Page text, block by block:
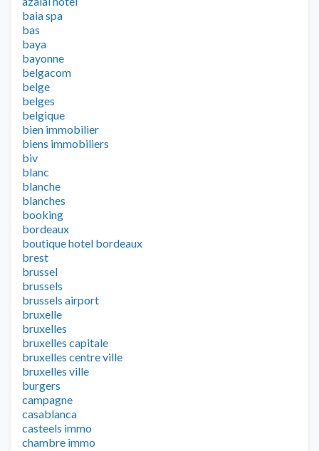
baia spa
bas
baya
bayonne
belgacom
belge
belges
belgique
bien immobilier
biens immobiliers
biv
blanc
blanche
blanches
booking
bordeaux
boutique hotel bordeaux
brest
brussel
brussels
brussels airport
bruxelle
bruxelles
bruxelles capitale
bruxelles centre ville
bruxelles ville
burgers
campagne
casablanca
casteels immo
chambre immo